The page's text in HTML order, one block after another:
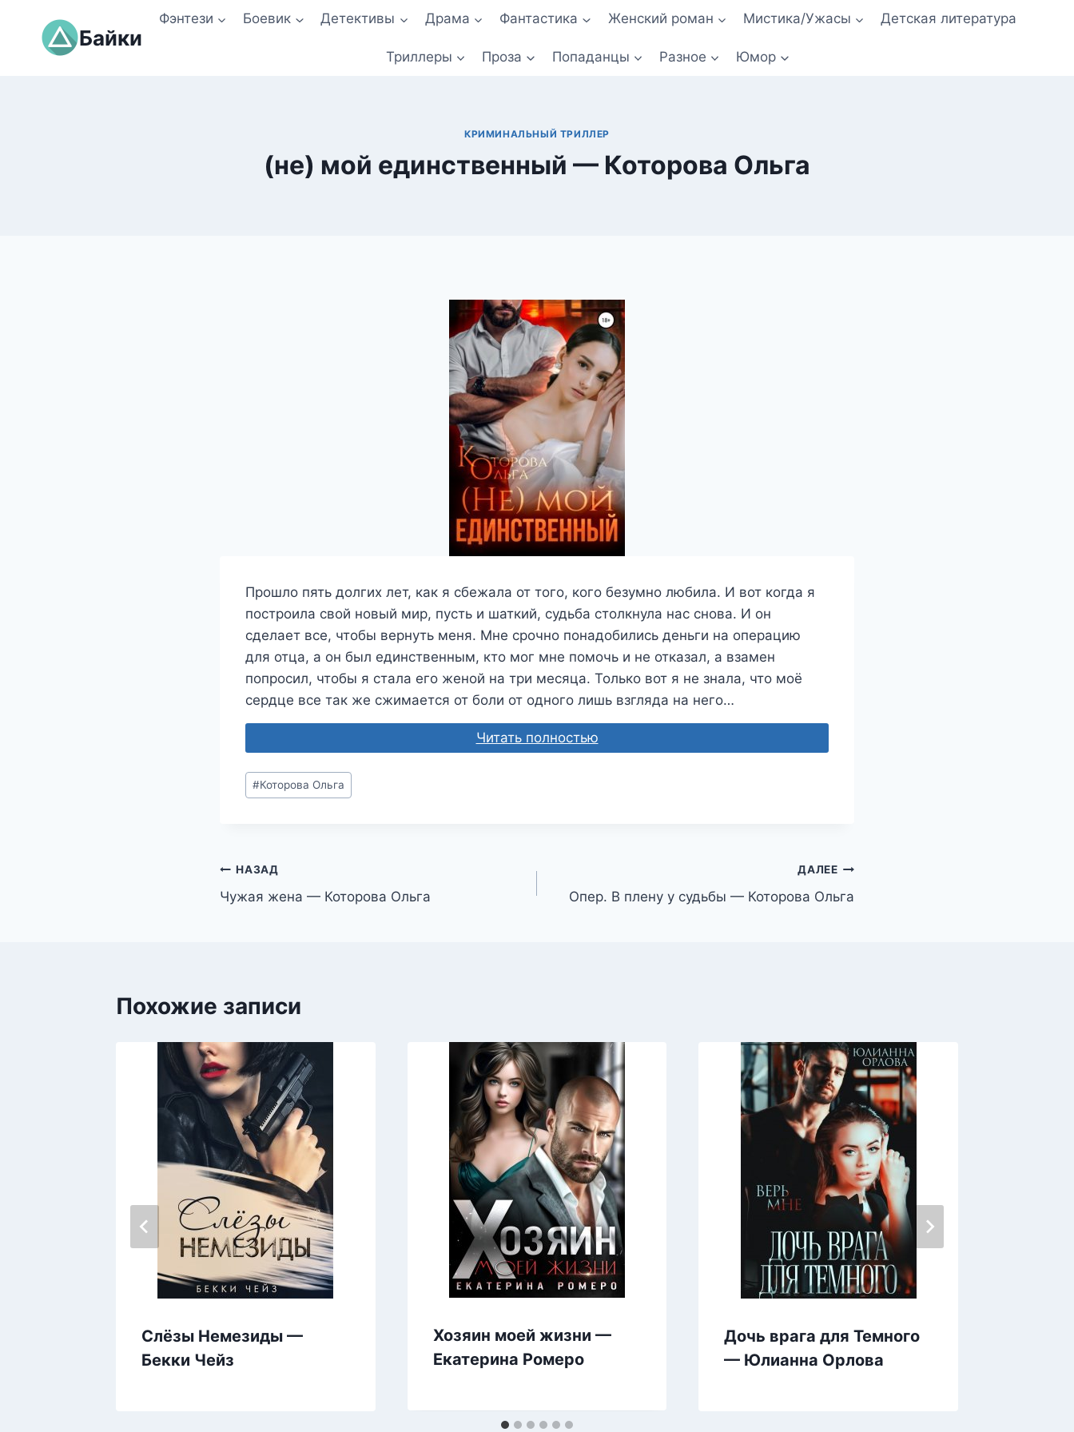
содержимому
Байки
Фэнтези Боевик Детективы Драма Фантастика Женский роман Мистика/Ужасы Детская литература
Триллеры Проза Попаданцы Разное Юмор
КРИМИНАЛЬНЫЙ ТРИЛЛЕР
(не) мой единственный — Которова Ольга
Прошло пять долгих лет, как я сбежала от того, кого безумно любила. И вот когда я
построила свой новый мир, пусть и шаткий, судьба столкнула нас снова. И он
сделает все, чтобы вернуть меня. Мне срочно понадобились деньги на операцию
для отца, а он был единственным, кто мог мне помочь и не отказал, а взамен
попросил, чтобы я стала его женой на три месяца. Только вот я не знала, что моё
сердце все так же сжимается от боли от одного лишь взгляда на него…
Читать полностью
Метки
записи:
#Которова Ольга
Навигация
по
НАЗАД
Чужая жена — Которова Ольга
ДАЛЕЕ
Опер. В плену у судьбы — Которова Ольга
Похожие записи
Слёзы Немезиды —
Бекки Чейз
Хозяин моей жизни —
Екатерина Ромеро
Дочь врага для Темного
— Юлианна Орлова